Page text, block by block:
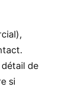
de
si